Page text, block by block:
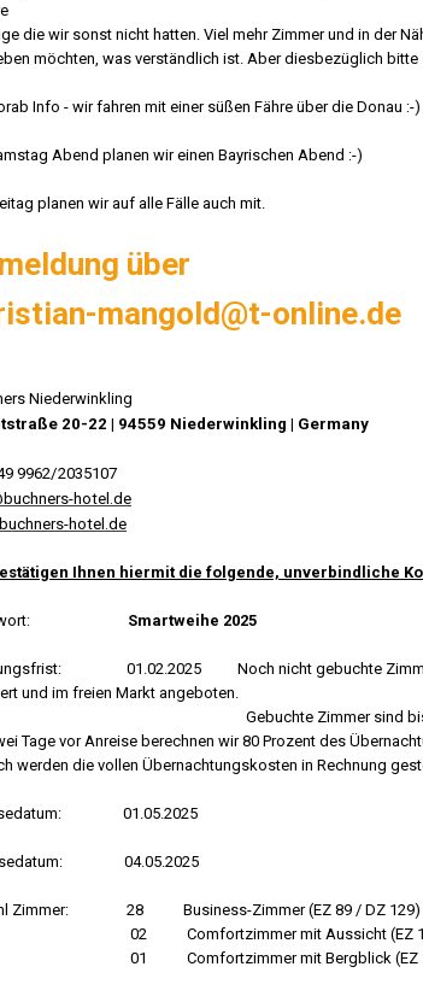
die wir sonst nicht hatten. Viel mehr Zimmer und in der
möchten, was verständlich ist. Aber diesbezüglich
Info - wir fahren mit einer süßen Fähre über die Donau :-)
Abend planen wir einen Bayrischen Abend :-)
planen wir auf alle Fälle auch mit.
über
mangold@t-online.de
Niederwinkling
20-22 | 94559 Niederwinkling | Germany
9962/2035107
hotel.de
hotel.de
Ihnen hiermit die folgende, unverbindliche
Smartweihe 2025
01.02.2025 Noch nicht gebuchte Zimmer
und im freien Markt angeboten.
Zimmer sind bis 14 Tage vor
Tage vor Anreise berechnen wir 80 Prozent des
werden die vollen Übernachtungskosten in Rechnung
01.05.2025
04.05.2025
Zimmer: 28 Business-Zimmer (EZ 89 / DZ 129)
mit Aussicht (EZ 109 /
mit Bergblick (EZ 119